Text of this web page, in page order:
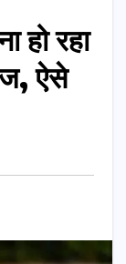
हो रहा
ऐसे